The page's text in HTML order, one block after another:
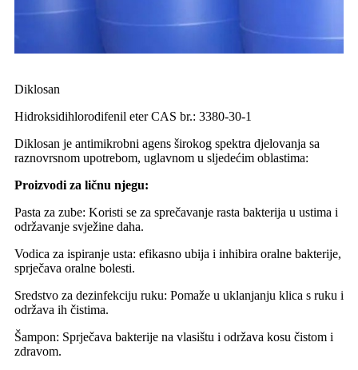
Diklosan
Hidroksidihlorodifenil eter CAS br.: 3380-30-1
Diklosan je antimikrobni agens širokog spektra djelovanja sa
raznovrsnom upotrebom, uglavnom u sljedećim oblastima:
Proizvodi za ličnu njegu:
Pasta za zube: Koristi se za sprečavanje rasta bakterija u ustima i
održavanje svježine daha.
Vodica za ispiranje usta: efikasno ubija i inhibira oralne bakterije,
sprječava oralne bolesti.
Sredstvo za dezinfekciju ruku: Pomaže u uklanjanju klica s ruku i
održava ih čistima.
Šampon: Sprječava bakterije na vlasištu i održava kosu čistom i
zdravom.